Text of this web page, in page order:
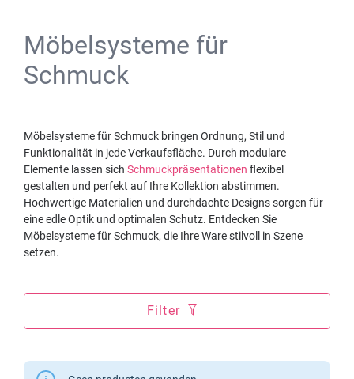
Möbelsysteme für
Schmuck
Möbelsysteme für Schmuck bringen Ordnung, Stil und
Funktionalität in jede Verkaufsfläche. Durch modulare
Elemente lassen sich Schmuckpräsentationen flexibel
gestalten und perfekt auf Ihre Kollektion abstimmen.
Hochwertige Materialien und durchdachte Designs sorgen für
eine edle Optik und optimalen Schutz. Entdecken Sie
Möbelsysteme für Schmuck, die Ihre Ware stilvoll in Szene
setzen.
Filter